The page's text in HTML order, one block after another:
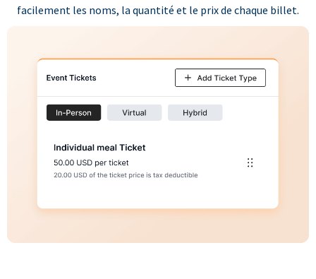
facilement les noms, la quantité et le prix de chaque billet.